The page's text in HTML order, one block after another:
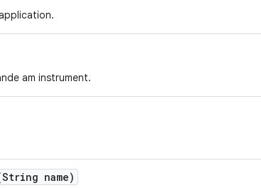
am instrument.
name)